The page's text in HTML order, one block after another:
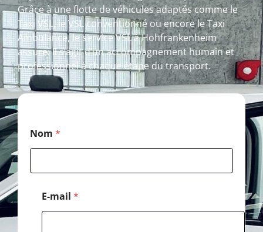
Grâce à une flotte de véhicules adaptés comme le
Taxi VSL, le VSL conventionné ou encore le Taxi
Ambulance, le service VSL à Hohfrankenheim
assure. Il s’agit d’un accompagnement humain et
professionnel à chaque étape du transport.
Nom *
E-mail *
M
e
a
g
e
*
N
o